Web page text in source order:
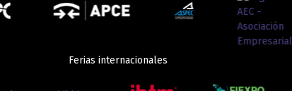
Ferias internacionales